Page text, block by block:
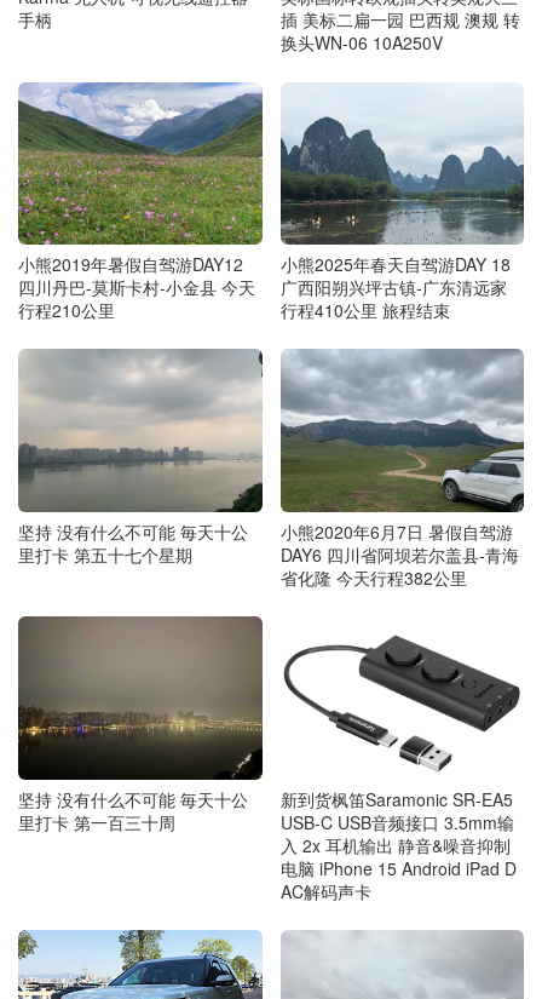
手柄
插 美标二扁一园 巴西规 澳规 转
换头WN-06 10A250V
小熊2019年暑假自驾游DAY12
四川丹巴-莫斯卡村-小金县 今天
行程210公里
小熊2025年春天自驾游DAY 18
广西阳朔兴坪古镇-广东清远家
行程410公里 旅程结束
坚持 没有什么不可能 毎天十公
里打卡 第五十七个星期
小熊2020年6月7日 暑假自驾游
DAY6 四川省阿坝若尔盖县-青海
省化隆 今天行程382公里
坚持 没有什么不可能 毎天十公
里打卡 第一百三十周
新到货枫笛Saramonic SR-EA5
USB-C USB音频接口 3.5mm输
入 2x 耳机输出 静音&噪音抑制
电脑 iPhone 15 Android iPad D
AC解码声卡